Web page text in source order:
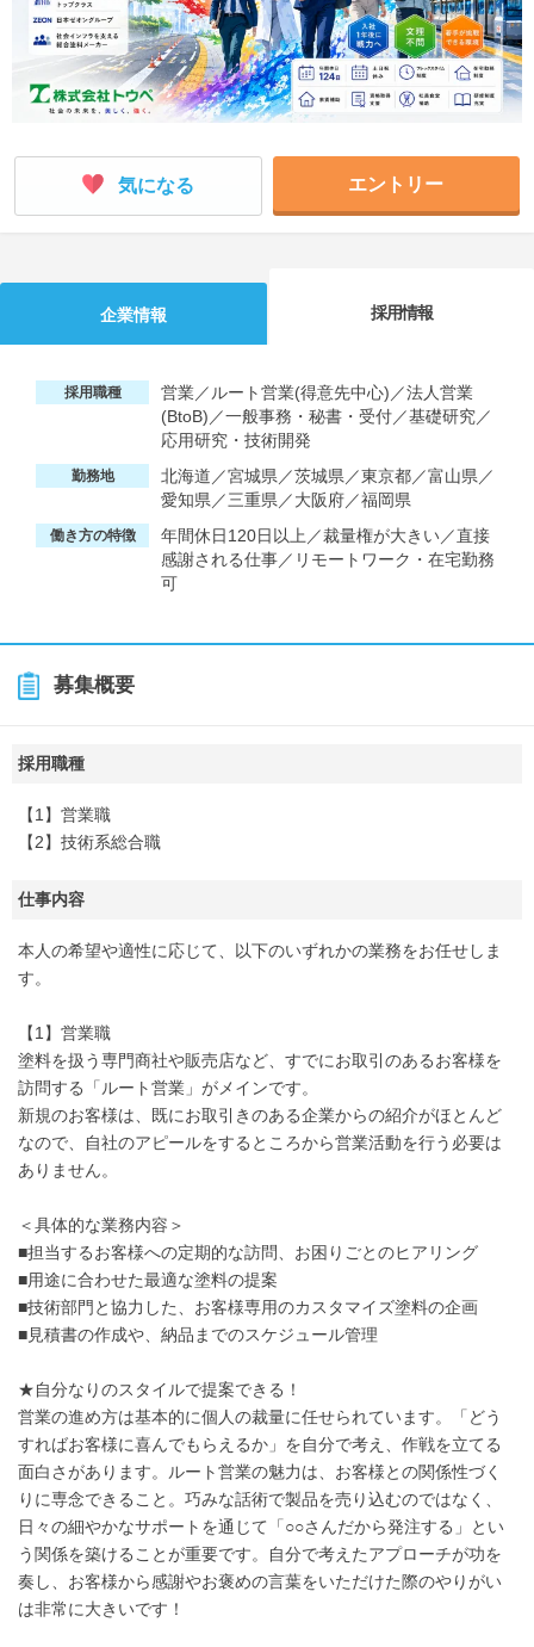
就活ニュースペーパー
就活時事ニュースを更新
よくある質問
不明点があればこちら
気になる エントリー
企業情報 採用情報
採用職種
営業／ルート営業(得意先中心)／法人営業
(BtoB)／一般事務・秘書・受付／基礎研究／
応用研究・技術開発
勤務地
北海道／宮城県／茨城県／東京都／富山県／
愛知県／三重県／大阪府／福岡県
働き方の特徴
年間休日120日以上／裁量権が大きい／直接
感謝される仕事／リモートワーク・在宅勤務
可
募集概要
採用職種
【1】営業職
【2】技術系総合職
仕事内容
本人の希望や適性に応じて、以下のいずれかの業務をお任せしま
す。
【1】営業職
塗料を扱う専門商社や販売店など、すでにお取引のあるお客様を
訪問する「ルート営業」がメインです。
新規のお客様は、既にお取引きのある企業からの紹介がほとんど
なので、自社のアピールをするところから営業活動を行う必要は
ありません。
＜具体的な業務内容＞
■担当するお客様への定期的な訪問、お困りごとのヒアリング
■用途に合わせた最適な塗料の提案
■技術部門と協力した、お客様専用のカスタマイズ塗料の企画
■見積書の作成や、納品までのスケジュール管理
★自分なりのスタイルで提案できる！
営業の進め方は基本的に個人の裁量に任せられています。「どう
すればお客様に喜んでもらえるか」を自分で考え、作戦を立てる
面白さがあります。ルート営業の魅力は、お客様との関係性づく
りに専念できること。巧みな話術で製品を売り込むのではなく、
日々の細やかなサポートを通じて「○○さんだから発注する」とい
う関係を築けることが重要です。自分で考えたアプローチが功を
奏し、お客様から感謝やお褒めの言葉をいただけた際のやりがい
は非常に大きいです！